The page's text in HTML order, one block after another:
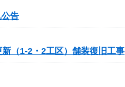
告
（1-2・2工区）舗装復旧工事